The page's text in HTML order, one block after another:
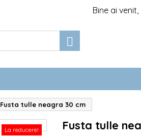
Bine ai venit,

Fusta tulle neagra 30 cm
La reducere! Fusta tulle